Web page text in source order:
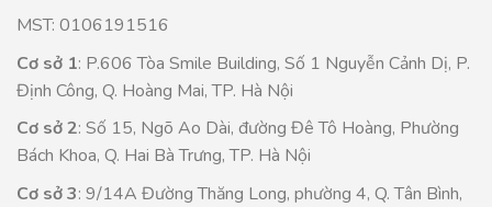
MST: 0106191516
Cơ sở 1: P.606 Tòa Smile Building, Số 1 Nguyễn Cảnh Dị, P.
Định Công, Q. Hoàng Mai, TP. Hà Nội
Cơ sở 2: Số 15, Ngõ Ao Dài, đường Đê Tô Hoàng, Phường
Bách Khoa, Q. Hai Bà Trưng, TP. Hà Nội
Cơ sở 3: 9/14A Đường Thăng Long, phường 4, Q. Tân Bình,